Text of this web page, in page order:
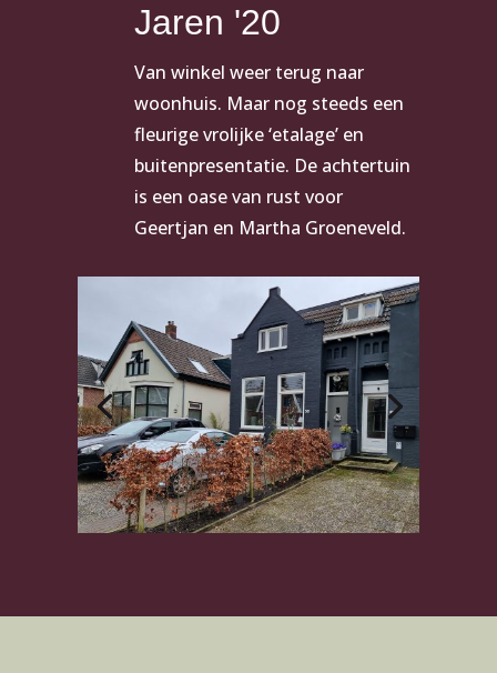
Jaren '20
Van winkel weer terug naar
woonhuis. Maar nog steeds een
fleurige vrolijke ‘etalage’ en
buitenpresentatie. De achtertuin
is een oase van rust voor
Geertjan en Martha Groeneveld.